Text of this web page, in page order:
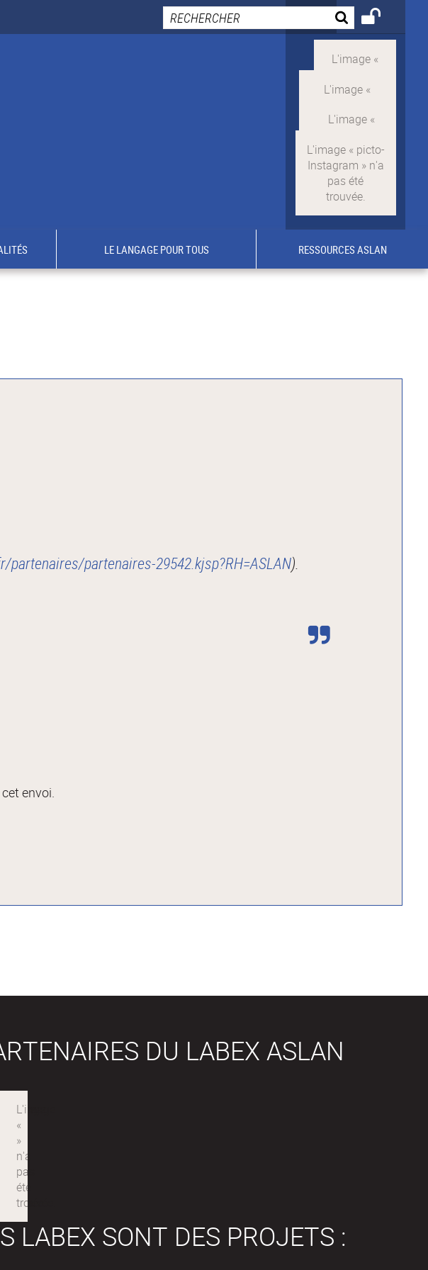
LE LANGAGE POUR TOUS RESSOURCES ASLAN
partenaires-29542.kjsp?RH=ASLAN).
envoi.
DU LABEX ASLAN
LABEX SONT DES PROJETS :